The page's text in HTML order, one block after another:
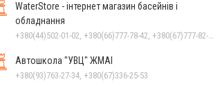
WaterStore - інтернет магазин басейнів і
обладнання
+380(44)502-01-02, +380(66)777-78-42, +380(67)777-82-19, +380(67)890-80-80, +380(73)890-80-80, +380(44)502-01-03
Автошкола "УВЦ" ЖМАІ
+380(93)763-27-34, +380(67)336-25-53